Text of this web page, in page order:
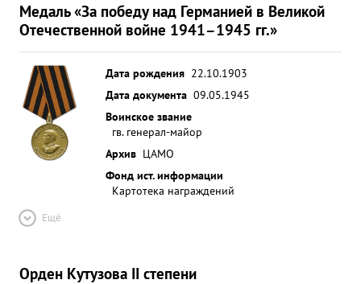
Медаль «За победу над Германией в Великой
Отечественной войне 1941–1945 гг.»
Дата рождения 22.10.1903
Дата документа 09.05.1945
Воинское звание
гв. генерал-майор
Архив ЦАМО
Фонд ист. информации
Картотека награждений
Ещё
Орден Кутузова II степени